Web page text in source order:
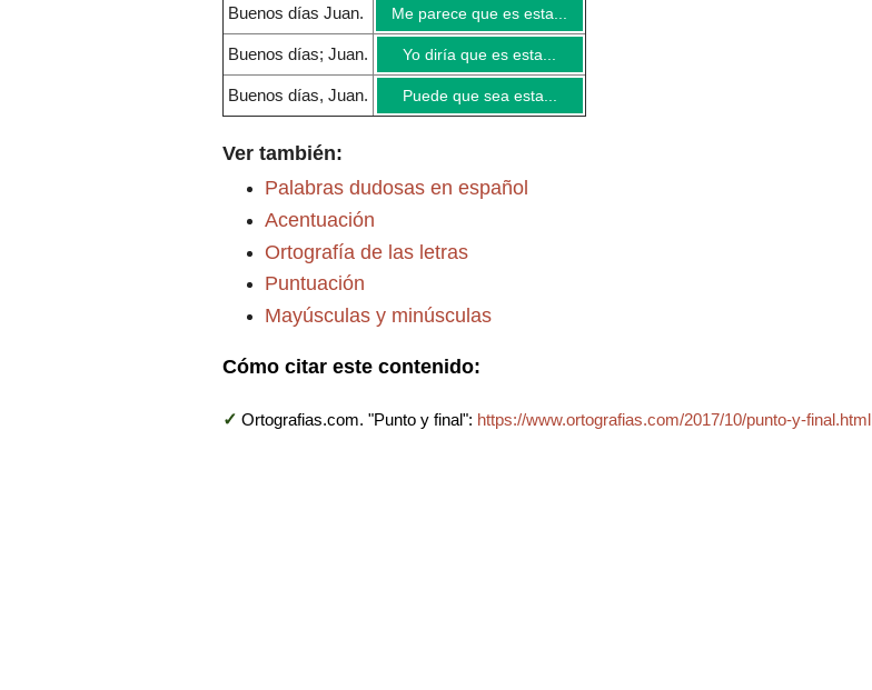
Buenos días Juan.
Me parece que es esta...
Buenos días; Juan. Yo diría que es esta...
Buenos días, Juan. Puede que sea esta...
Ver también:
Palabras dudosas en español
Acentuación
Ortografía de las letras
Puntuación
Mayúsculas y minúsculas
Cómo citar este contenido:
✓ Ortografias.com. "Punto y final": https://www.ortografias.com/2017/10/punto-y-final.html